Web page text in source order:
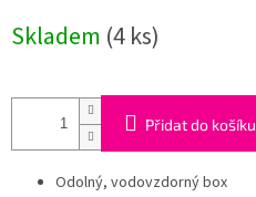
cena:
Skladem (4 ks)
Přidat do košíku
Odolný, vodovzdorný box